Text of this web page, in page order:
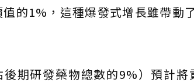
的1%，這種爆發式增長雖帶動
期研發藥物總數的9%）預計將